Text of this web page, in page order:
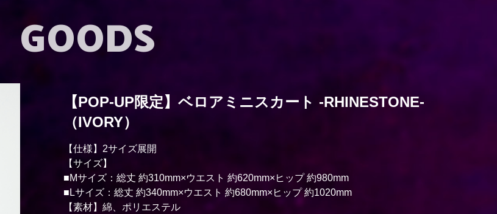
GOODS
【POP-UP限定】ベロアミニスカート -RHINESTONE-
（IVORY）
【仕様】2サイズ展開
【サイズ】
■Mサイズ：総丈 約310mm×ウエスト 約620mm×ヒップ 約980mm
■Lサイズ：総丈 約340mm×ウエスト 約680mm×ヒップ 約1020mm
【素材】綿、ポリエステル